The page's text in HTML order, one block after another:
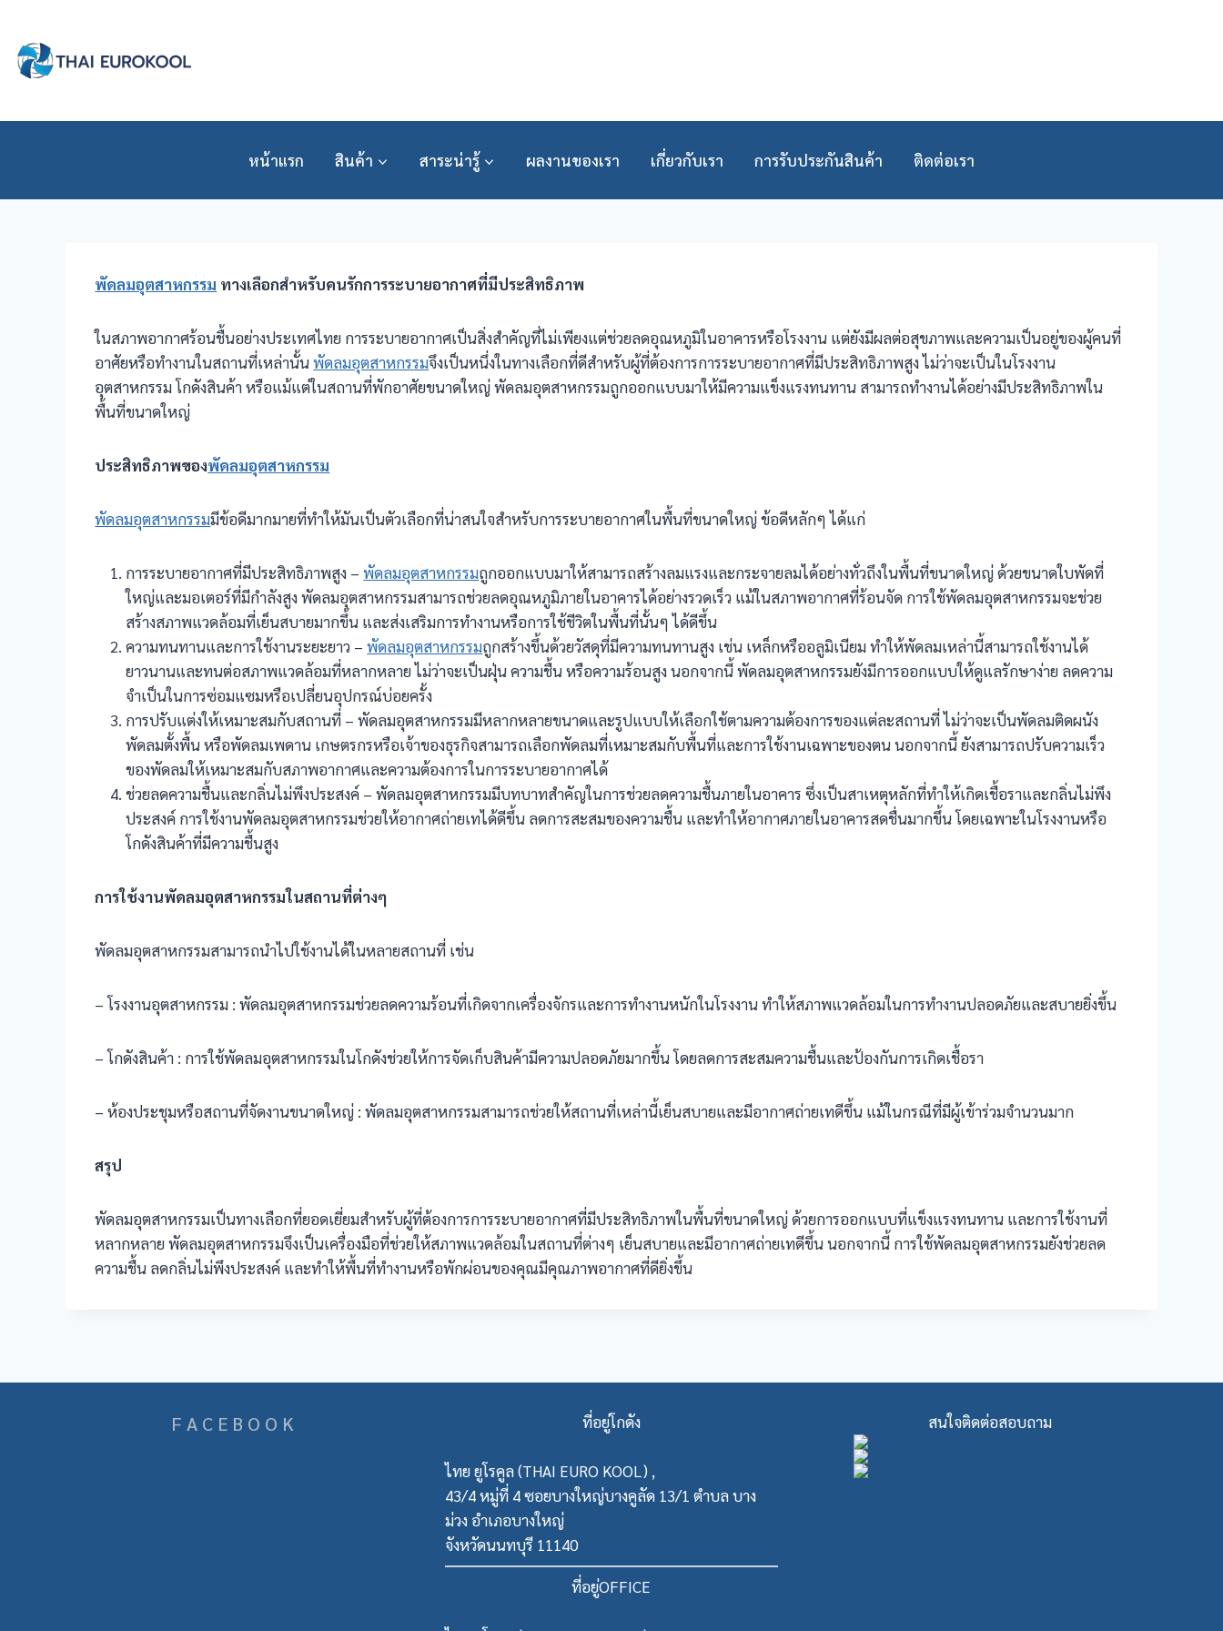
content
หน้าแรก สินค้า สาระน่ารู้ ผลงานของเรา เกี่ยวกับเรา การรับประกันสินค้า ติดต่อเรา
พัดลมอุตสาหกรรม ทางเลือกสำหรับคนรักการระบายอากาศที่มีประสิทธิภาพ
ในสภาพอากาศร้อนชื้นอย่างประเทศไทย การระบายอากาศเป็นสิ่งสำคัญที่ไม่เพียงแต่ช่วยลดอุณหภูมิในอาคารหรือโรงงาน แต่ยังมีผลต่อสุขภาพและความเป็นอยู่ของผู้คนที่
อาศัยหรือทำงานในสถานที่เหล่านั้นพัดลมอุตสาหกรรมจึงเป็นหนึ่งในทางเลือกที่ดีสำหรับผู้ที่ต้องการการระบายอากาศที่มีประสิทธิภาพสูง ไม่ว่าจะเป็นในโรงงาน
อุตสาหกรรม โกดังสินค้า หรือแม้แต่ในสถานที่พักอาศัยขนาดใหญ่ พัดลมอุตสาหกรรมถูกออกแบบมาให้มีความแข็งแรงทนทาน สามารถทำงานได้อย่างมีประสิทธิภาพใน
พื้นที่ขนาดใหญ่
ประสิทธิภาพของพัดลมอุตสาหกรรม
พัดลมอุตสาหกรรมมีข้อดีมากมายที่ทำให้มันเป็นตัวเลือกที่น่าสนใจสำหรับการระบายอากาศในพื้นที่ขนาดใหญ่ ข้อดีหลักๆ ได้แก่
การระบายอากาศที่มีประสิทธิภาพสูง –พัดลมอุตสาหกรรมถูกออกแบบมาให้สามารถสร้างลมแรงและกระจายลมได้อย่างทั่วถึงในพื้นที่ขนาดใหญ่ ด้วยขนาดใบพัดที่
ใหญ่และมอเตอร์ที่มีกำลังสูง พัดลมอุตสาหกรรมสามารถช่วยลดอุณหภูมิภายในอาคารได้อย่างรวดเร็ว แม้ในสภาพอากาศที่ร้อนจัด การใช้พัดลมอุตสาหกรรมจะช่วย
สร้างสภาพแวดล้อมที่เย็นสบายมากขึ้น และส่งเสริมการทำงานหรือการใช้ชีวิตในพื้นที่นั้นๆ ได้ดีขึ้น
ความทนทานและการใช้งานระยะยาว –พัดลมอุตสาหกรรมถูกสร้างขึ้นด้วยวัสดุที่มีความทนทานสูง เช่น เหล็กหรืออลูมิเนียม ทำให้พัดลมเหล่านี้สามารถใช้งานได้
ยาวนานและทนต่อสภาพแวดล้อมที่หลากหลาย ไม่ว่าจะเป็นฝุ่น ความชื้น หรือความร้อนสูง นอกจากนี้ พัดลมอุตสาหกรรมยังมีการออกแบบให้ดูแลรักษาง่าย ลดความ
จำเป็นในการซ่อมแซมหรือเปลี่ยนอุปกรณ์บ่อยครั้ง
การปรับแต่งให้เหมาะสมกับสถานที่ – พัดลมอุตสาหกรรมมีหลากหลายขนาดและรูปแบบให้เลือกใช้ตามความต้องการของแต่ละสถานที่ ไม่ว่าจะเป็นพัดลมติดผนัง
พัดลมตั้งพื้น หรือพัดลมเพดาน เกษตรกรหรือเจ้าของธุรกิจสามารถเลือกพัดลมที่เหมาะสมกับพื้นที่และการใช้งานเฉพาะของตน นอกจากนี้ ยังสามารถปรับความเร็ว
ของพัดลมให้เหมาะสมกับสภาพอากาศและความต้องการในการระบายอากาศได้
ช่วยลดความชื้นและกลิ่นไม่พึงประสงค์ – พัดลมอุตสาหกรรมมีบทบาทสำคัญในการช่วยลดความชื้นภายในอาคาร ซึ่งเป็นสาเหตุหลักที่ทำให้เกิดเชื้อราและกลิ่นไม่พึง
ประสงค์ การใช้งานพัดลมอุตสาหกรรมช่วยให้อากาศถ่ายเทได้ดีขึ้น ลดการสะสมของความชื้น และทำให้อากาศภายในอาคารสดชื่นมากขึ้น โดยเฉพาะในโรงงานหรือ
โกดังสินค้าที่มีความชื้นสูง
การใช้งานพัดลมอุตสาหกรรมในสถานที่ต่างๆ
พัดลมอุตสาหกรรมสามารถนำไปใช้งานได้ในหลายสถานที่ เช่น
– โรงงานอุตสาหกรรม : พัดลมอุตสาหกรรมช่วยลดความร้อนที่เกิดจากเครื่องจักรและการทำงานหนักในโรงงาน ทำให้สภาพแวดล้อมในการทำงานปลอดภัยและสบายยิ่งขึ้น
– โกดังสินค้า : การใช้พัดลมอุตสาหกรรมในโกดังช่วยให้การจัดเก็บสินค้ามีความปลอดภัยมากขึ้น โดยลดการสะสมความชื้นและป้องกันการเกิดเชื้อรา
– ห้องประชุมหรือสถานที่จัดงานขนาดใหญ่ : พัดลมอุตสาหกรรมสามารถช่วยให้สถานที่เหล่านี้เย็นสบายและมีอากาศถ่ายเทดีขึ้น แม้ในกรณีที่มีผู้เข้าร่วมจำนวนมาก
สรุป
พัดลมอุตสาหกรรมเป็นทางเลือกที่ยอดเยี่ยมสำหรับผู้ที่ต้องการการระบายอากาศที่มีประสิทธิภาพในพื้นที่ขนาดใหญ่ ด้วยการออกแบบที่แข็งแรงทนทาน และการใช้งานที่
หลากหลาย พัดลมอุตสาหกรรมจึงเป็นเครื่องมือที่ช่วยให้สภาพแวดล้อมในสถานที่ต่างๆ เย็นสบายและมีอากาศถ่ายเทดีขึ้น นอกจากนี้ การใช้พัดลมอุตสาหกรรมยังช่วยลด
ความชื้น ลดกลิ่นไม่พึงประสงค์ และทำให้พื้นที่ทำงานหรือพักผ่อนของคุณมีคุณภาพอากาศที่ดียิ่งขึ้น
F A C E B O O K ที่อยู่โกดัง
ไทย ยูโรคูล (THAI EURO KOOL) ,
43/4 หมู่ที่ 4 ซอยบางใหญ่บางคูลัด 13/1 ตำบล บาง
ม่วง อำเภอบางใหญ่
จังหวัดนนทบุรี 11140
ที่อยู่OFFICE
สนใจติดต่อสอบถาม